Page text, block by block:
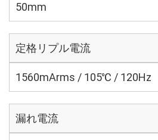
50mm
定格リプル電流
1560mArms / 105℃ / 120Hz
漏れ電流